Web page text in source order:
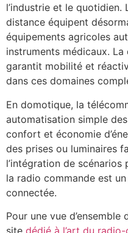
l’industrie et le quotidien.
distance équipent
équipements agricoles
instruments médicaux.
garantit mobilité et
dans ces domaines
En domotique, la
automatisation simple
confort et économie
des prises ou luminaires
l’intégration de
la radio commande est
connectée.
Pour une vue